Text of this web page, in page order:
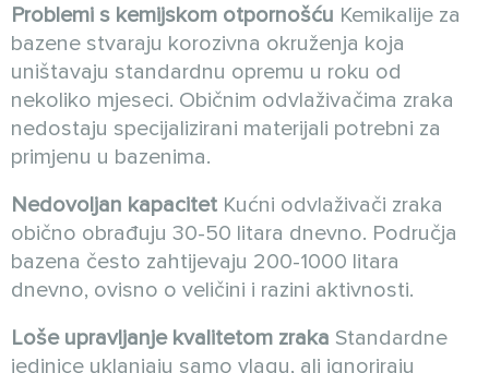
Problemi s kemijskom otpornošću Kemikalije za
bazene stvaraju korozivna okruženja koja
uništavaju standardnu opremu u roku od
nekoliko mjeseci. Običnim odvlaživačima zraka
nedostaju specijalizirani materijali potrebni za
primjenu u bazenima.
Nedovoljan kapacitet Kućni odvlaživači zraka
obično obrađuju 30-50 litara dnevno. Područja
bazena često zahtijevaju 200-1000 litara
dnevno, ovisno o veličini i razini aktivnosti.
Loše upravljanje kvalitetom zraka Standardne
jedinice uklanjaju samo vlagu, ali ignoriraju